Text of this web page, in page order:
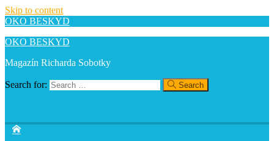
Skip to content
OKO BESKYD
OKO BESKYD
Magazín Richarda Sobotky
Search for: Search